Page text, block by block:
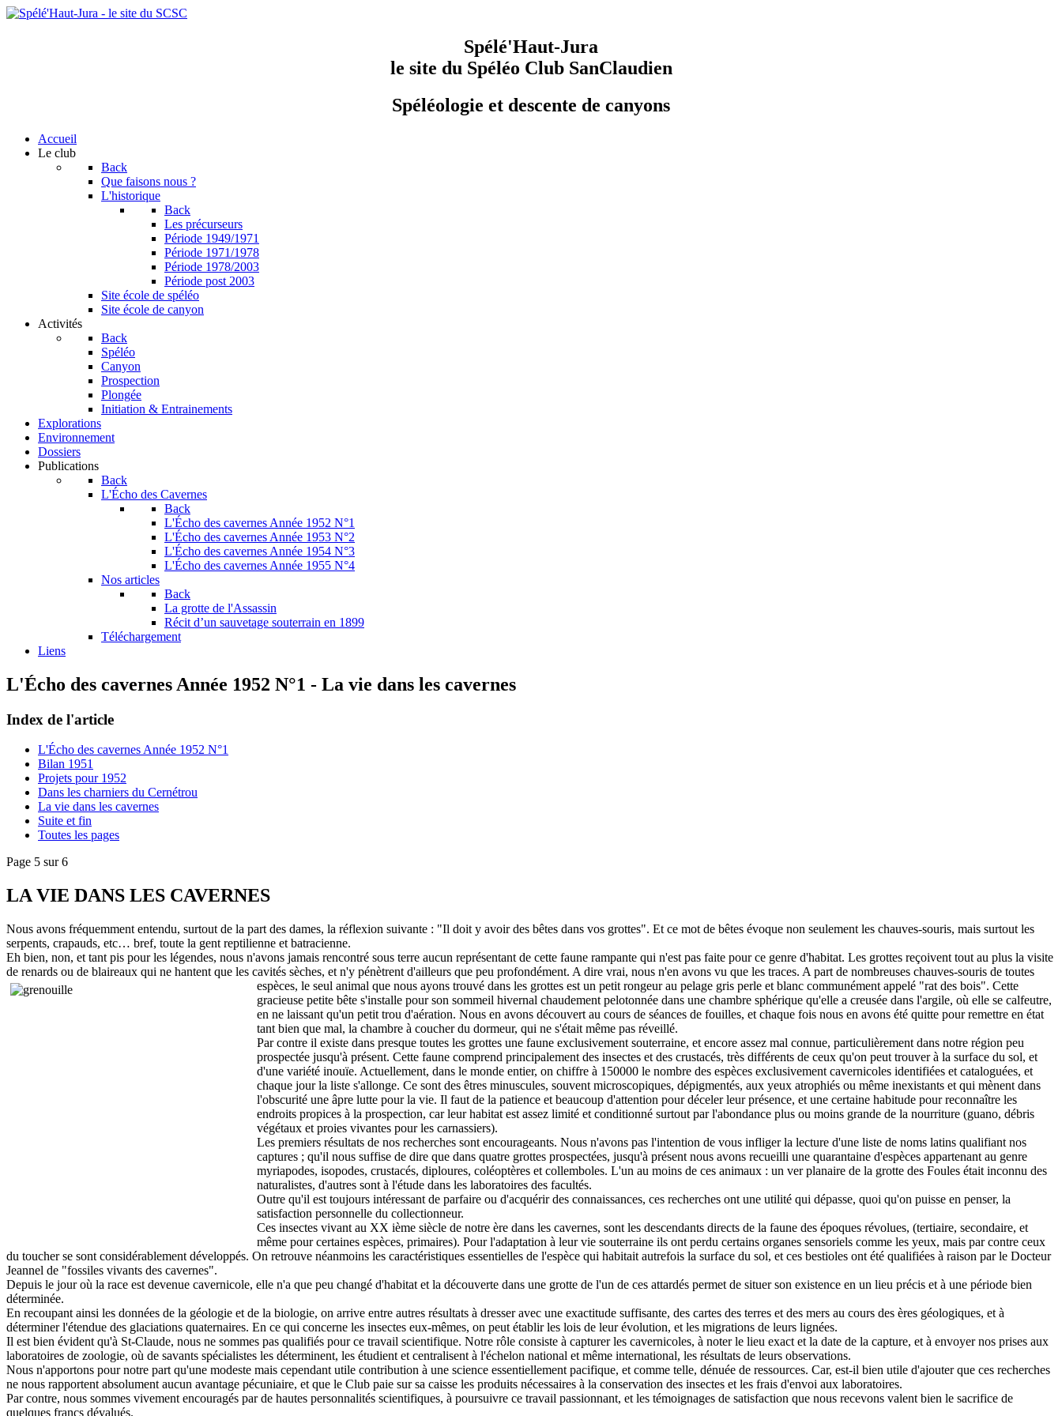
Spélé'Haut-Jura
le site du Spéléo Club SanClaudien
Spéléologie et descente de canyons
Accueil
Le club
Back
Que faisons nous ?
L'historique
Back
Les précurseurs
Période 1949/1971
Période 1971/1978
Période 1978/2003
Période post 2003
Site école de spéléo
Site école de canyon
Activités
Back
Spéléo
Canyon
Prospection
Plongée
Initiation & Entrainements
Explorations
Environnement
Dossiers
Publications
Back
L'Écho des Cavernes
Back
L'Écho des cavernes Année 1952 N°1
L'Écho des cavernes Année 1953 N°2
L'Écho des cavernes Année 1954 N°3
L'Écho des cavernes Année 1955 N°4
Nos articles
Back
La grotte de l'Assassin
Récit d’un sauvetage souterrain en 1899
Téléchargement
Liens
L'Écho des cavernes Année 1952 N°1 - La vie dans les cavernes
Index de l'article
L'Écho des cavernes Année 1952 N°1
Bilan 1951
Projets pour 1952
Dans les charniers du Cernétrou
La vie dans les cavernes
Suite et fin
Toutes les pages
Page 5 sur 6
LA VIE DANS LES CAVERNES
Nous avons fréquemment entendu, surtout de la part des dames, la réflexion suivante : "Il doit y avoir des bêtes dans vos grottes". Et ce mot de bêtes évoque non seulement les chauves-souris, mais surtout les
serpents, crapauds, etc… bref, toute la gent reptilienne et batracienne.
Eh bien, non, et tant pis pour les légendes, nous n'avons jamais rencontré sous terre aucun représentant de cette faune rampante qui n'est pas faite pour ce genre d'habitat. Les grottes reçoivent tout au plus la visite
de renards ou de blaireaux qui ne hantent que les cavités sèches, et n'y pénètrent d'ailleurs que peu profondément. A dire vrai, nous n'en avons vu que les traces. A part de nombreuses chauves-souris de toutes
espèces, le seul animal que nous ayons trouvé dans les grottes est un petit rongeur au pelage gris perle et blanc communément appelé "rat des bois". Cette
gracieuse petite bête s'installe pour son sommeil hivernal chaudement pelotonnée dans une chambre sphérique qu'elle a creusée dans l'argile, où elle se calfeutre,
en ne laissant qu'un petit trou d'aération. Nous en avons découvert au cours de séances de fouilles, et chaque fois nous en avons été quitte pour remettre en état
tant bien que mal, la chambre à coucher du dormeur, qui ne s'était même pas réveillé.
Par contre il existe dans presque toutes les grottes une faune exclusivement souterraine, et encore assez mal connue, particulièrement dans notre région peu
prospectée jusqu'à présent. Cette faune comprend principalement des insectes et des crustacés, très différents de ceux qu'on peut trouver à la surface du sol, et
d'une variété inouïe. Actuellement, dans le monde entier, on chiffre à 150000 le nombre des espèces exclusivement cavernicoles identifiées et cataloguées, et
chaque jour la liste s'allonge. Ce sont des êtres minuscules, souvent microscopiques, dépigmentés, aux yeux atrophiés ou même inexistants et qui mènent dans
l'obscurité une âpre lutte pour la vie. Il faut de la patience et beaucoup d'attention pour déceler leur présence, et une certaine habitude pour reconnaître les
endroits propices à la prospection, car leur habitat est assez limité et conditionné surtout par l'abondance plus ou moins grande de la nourriture (guano, débris
végétaux et proies vivantes pour les carnassiers).
Les premiers résultats de nos recherches sont encourageants. Nous n'avons pas l'intention de vous infliger la lecture d'une liste de noms latins qualifiant nos
captures ; qu'il nous suffise de dire que dans quatre grottes prospectées, jusqu'à présent nous avons recueilli une quarantaine d'espèces appartenant au genre
myriapodes, isopodes, crustacés, diploures, coléoptères et collemboles. L'un au moins de ces animaux : un ver planaire de la grotte des Foules était inconnu des
naturalistes, d'autres sont à l'étude dans les laboratoires des facultés.
Outre qu'il est toujours intéressant de parfaire ou d'acquérir des connaissances, ces recherches ont une utilité qui dépasse, quoi qu'on puisse en penser, la
satisfaction personnelle du collectionneur.
Ces insectes vivant au XX ième siècle de notre ère dans les cavernes, sont les descendants directs de la faune des époques révolues, (tertiaire, secondaire, et
même pour certaines espèces, primaires). Pour l'adaptation à leur vie souterraine ils ont perdu certains organes sensoriels comme les yeux, mais par contre ceux
du toucher se sont considérablement développés. On retrouve néanmoins les caractéristiques essentielles de l'espèce qui habitait autrefois la surface du sol, et ces bestioles ont été qualifiées à raison par le Docteur
Jeannel de "fossiles vivants des cavernes".
Depuis le jour où la race est devenue cavernicole, elle n'a que peu changé d'habitat et la découverte dans une grotte de l'un de ces attardés permet de situer son existence en un lieu précis et à une période bien
déterminée.
En recoupant ainsi les données de la géologie et de la biologie, on arrive entre autres résultats à dresser avec une exactitude suffisante, des cartes des terres et des mers au cours des ères géologiques, et à
déterminer l'étendue des glaciations quaternaires. En ce qui concerne les insectes eux-mêmes, on peut établir les lois de leur évolution, et les migrations de leurs lignées.
Il est bien évident qu'à St-Claude, nous ne sommes pas qualifiés pour ce travail scientifique. Notre rôle consiste à capturer les cavernicoles, à noter le lieu exact et la date de la capture, et à envoyer nos prises aux
laboratoires de zoologie, où de savants spécialistes les déterminent, les étudient et centralisent à l'échelon national et même international, les résultats de leurs observations.
Nous n'apportons pour notre part qu'une modeste mais cependant utile contribution à une science essentiellement pacifique, et comme telle, dénuée de ressources. Car, est-il bien utile d'ajouter que ces recherches
ne nous rapportent absolument aucun avantage pécuniaire, et que le Club paie sur sa caisse les produits nécessaires à la conservation des insectes et les frais d'envoi aux laboratoires.
Par contre, nous sommes vivement encouragés par de hautes personnalités scientifiques, à poursuivre ce travail passionnant, et les témoignages de satisfaction que nous recevons valent bien le sacrifice de
quelques francs dévalués.